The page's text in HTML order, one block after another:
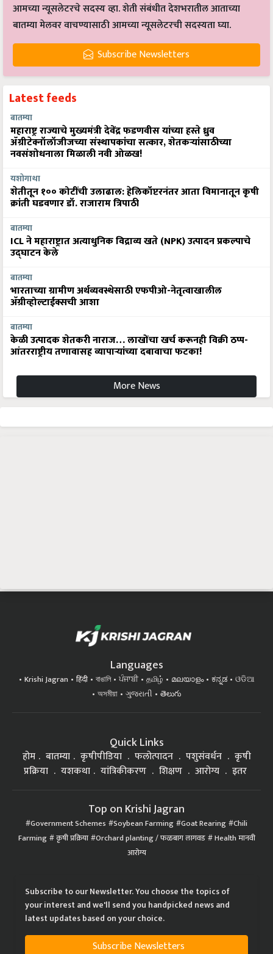
आमच्या न्यूसलेटरचे सदस्य व्हा. शेती संबंधीत देशभरातील आताच्या
बातम्या मेलवर वाचण्यासाठी आमच्या न्यूसलेटरची सदस्यता घ्या.
Subscribe Newsletters
Latest feeds
बातम्या
महाराष्ट्र राज्याचे मुख्यमंत्री देवेंद्र फडणवीस यांच्या हस्ते ध्रुव
ॲग्रीटेक्नॉलॉजीजच्या संस्थापकांचा सत्कार, शेतकऱ्यांसाठीच्या
नवसंशोधनाला मिळाली नवी ओळख!
यशोगाथा
शेतीतून १०० कोटींची उलाढाल: हेलिकॉप्टरनंतर आता विमानातून कृषी
क्रांती घडवणार डॉ. राजाराम त्रिपाठी
बातम्या
ICL ने महाराष्ट्रात अत्याधुनिक विद्राव्य खते (NPK) उत्पादन प्रकल्पाचे
उद्घाटन केले
बातम्या
भारताच्या ग्रामीण अर्थव्यवस्थेसाठी एफपीओ-नेतृत्वाखालील
अ‍ॅग्रीव्होल्टाईक्सची आशा
बातम्या
केळी उत्पादक शेतकरी नाराज… लाखोंचा खर्च करूनही विक्री ठप्प-
आंतरराष्ट्रीय तणावासह व्यापाऱ्यांच्या दबावाचा फटका!
More News
Languages
Krishi Jagran हिंदी বাঙালি ਪੰਜਾਬੀ தமிழ் മലയാളം ಕನ್ನಡ
ଓଡିଆ
অসমীয়া
ગુજરાતી తెలుగు
Quick Links
होम बातम्या कृषीपीडिया फलोत्पादन पशुसंवर्धन
कृषी
प्रक्रिया
यशकथा यांत्रिकीकरण शिक्षण आरोग्य इतर
Top on Krishi Jagran
Government Schemes Soybean Farming Goat Rearing Chili
Farming कृषी प्रक्रिया Orchard planting / फळबाग लागवड Health मानवी
आरोग्य
Subscribe to our Newsletter. You choose the topics of
your interest and we'll send you handpicked news and
latest updates based on your choice.
Subscribe Newsletters